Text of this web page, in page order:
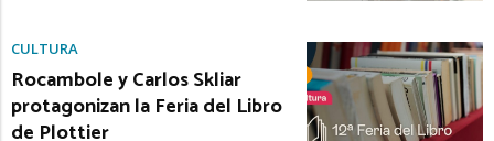
CULTURA
Rocambole y Carlos Skliar
protagonizan la Feria del Libro
de Plottier